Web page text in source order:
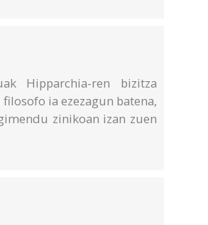
Hipparchia-ren bizitza
ia ezezagun batena,
zinikoan izan zuen